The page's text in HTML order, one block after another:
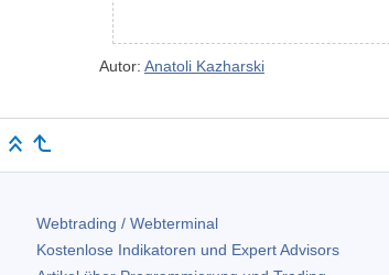
Autor: Anatoli Kazharski
Webtrading / Webterminal
Kostenlose Indikatoren und Expert Advisors